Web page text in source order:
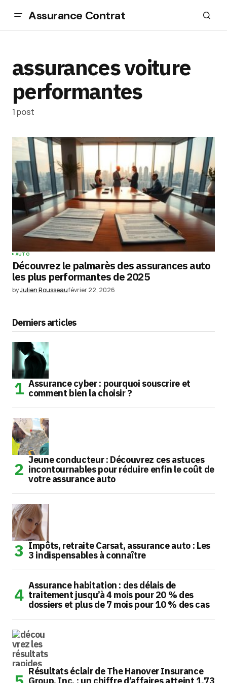
Assurance Contrat
assurances voiture
performantes
1 post
AUTO
Découvrez le palmarès des assurances auto
les plus performantes de 2025
byJulien Rousseaufévrier 22, 2026
Derniers articles
Assurance cyber : pourquoi souscrire et
comment bien la choisir ?
Jeune conducteur : Découvrez ces astuces
incontournables pour réduire enfin le coût de
votre assurance auto
Impôts, retraite Carsat, assurance auto : Les
3 indispensables à connaître
Assurance habitation : des délais de
traitement jusqu’à 4 mois pour 20 % des
dossiers et plus de 7 mois pour 10 % des cas
Résultats éclair de The Hanover Insurance